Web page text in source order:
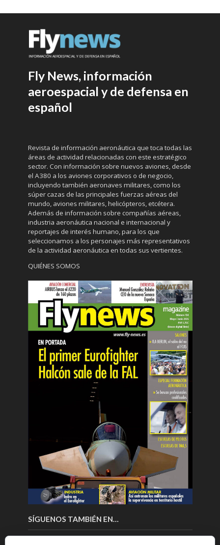
Fly News, información
aeroespacial y de defensa en
español
Revista de información aeronáutica que toca todas las
áreas de actividad relacionadas con este estratégico
sector. Con información sobre nuevos aviones, desde
el A380 a los aviones corporativos o de negocio,
incluyendo también aeronaves militares, como los
súper cazas de las principales fuerzas aéreas del
mundo, aviones militares, helicópteros, etcétera.
Además de información sobre compañías aéreas,
industria aeronáutica nacional e internacional y
reportajes de interés humano, para los que
seleccionamos a los personajes más representativos
de la actividad aeronáutica en todas sus vertientes.
QUIÉNES SOMOS
SÍGUENOS TAMBIÉN EN…